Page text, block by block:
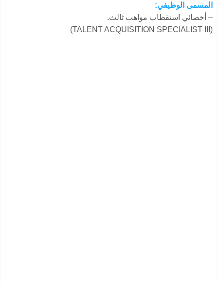
المسمى الوظيفي:
– أخصائي استقطاب مواهب ثالث.
(TALENT ACQUISITION SPECIALIST III)